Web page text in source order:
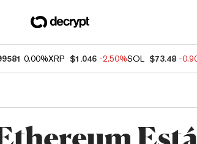
0.00%XRP $1.046 -2.50%SOL $73.48 -